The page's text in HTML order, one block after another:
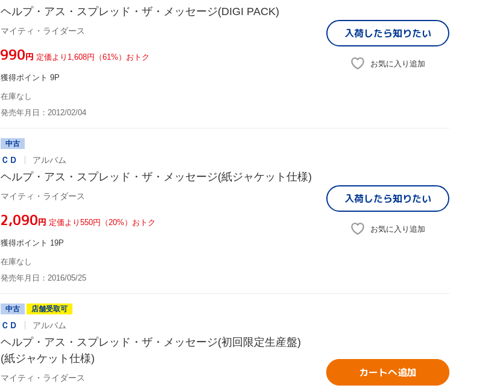
ヘルプ・アス・スプレッド・ザ・メッセージ(DIGI PACK)
マイティ・ライダース
¥990円 定価より1,608円（61%）おトク
獲得ポイント 9P
在庫なし
発売年月日：2012/02/04
入荷したら知りたい
お気に入り追加
中古
ＣＤ アルバム
ヘルプ・アス・スプレッド・ザ・メッセージ(紙ジャケット仕様)
マイティ・ライダース
¥2,090円 定価より550円（20%）おトク
獲得ポイント 19P
在庫なし
発売年月日：2016/05/25
入荷したら知りたい
お気に入り追加
中古 店舗受取可
ＣＤ アルバム
ヘルプ・アス・スプレッド・ザ・メッセージ(初回限定生産盤)
(紙ジャケット仕様)
マイティ・ライダース カートへ追加